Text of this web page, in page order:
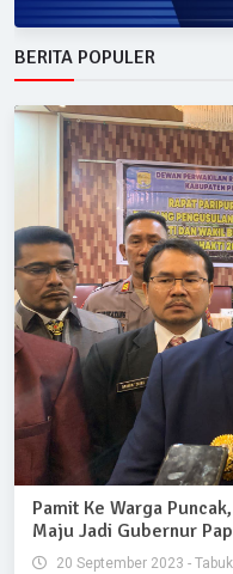
BERITA POPULER
Pamit Ke Warga
Maju Jadi Gubernur
20 September 2023 -